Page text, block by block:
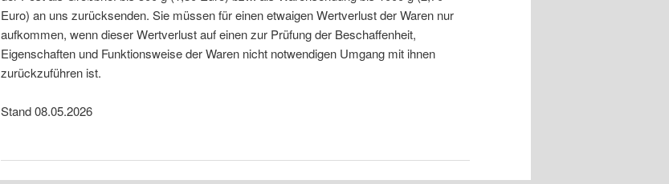
Euro) an uns zurücksenden. Sie müssen für einen etwaigen Wertverlust der Waren nur
aufkommen, wenn dieser Wertverlust auf einen zur Prüfung der Beschaffenheit,
Eigenschaften und Funktionsweise der Waren nicht notwendigen Umgang mit ihnen
zurückzuführen ist.
Stand 08.05.2026